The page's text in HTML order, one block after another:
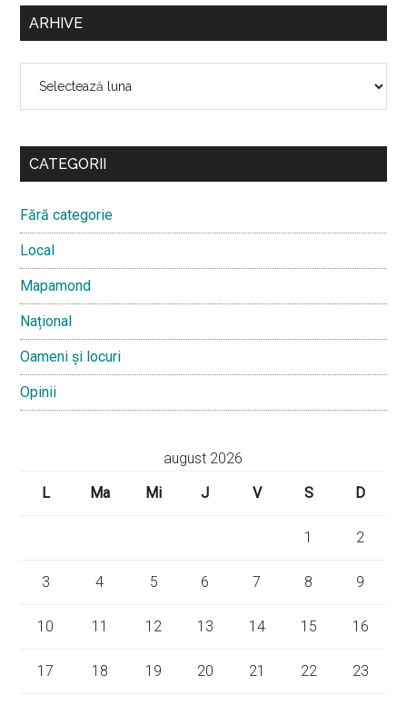
ARHIVE
CATEGORII
Fără categorie
Local
Mapamond
Național
Oameni și locuri
Opinii
august 2026
L
Ma Mi J V S D
1 2
3 4 5 6 7 8 9
10 11 12 13 14 15 16
17 18 19 20 21 22 23